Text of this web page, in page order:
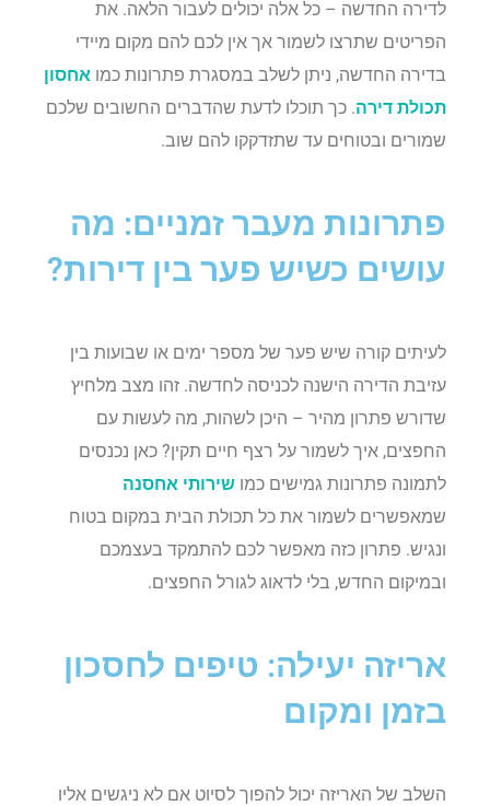
לדירה החדשה – כל אלה יכולים לעבור הלאה. את
הפריטים שתרצו לשמור אך אין לכם להם מקום מיידי
בדירה החדשה, ניתן לשלב במסגרת פתרונות כמו אחסון
תכולת דירה. כך תוכלו לדעת שהדברים החשובים שלכם
שמורים ובטוחים עד שתזדקקו להם שוב.
פתרונות מעבר זמניים: מה
עושים כשיש פער בין דירות?
לעיתים קורה שיש פער של מספר ימים או שבועות בין
עזיבת הדירה הישנה לכניסה לחדשה. זהו מצב מלחיץ
שדורש פתרון מהיר – היכן לשהות, מה לעשות עם
החפצים, איך לשמור על רצף חיים תקין? כאן נכנסים
לתמונה פתרונות גמישים כמו שירותי אחסנה
שמאפשרים לשמור את כל תכולת הבית במקום בטוח
ונגיש. פתרון כזה מאפשר לכם להתמקד בעצמכם
ובמיקום החדש, בלי לדאוג לגורל החפצים.
אריזה יעילה: טיפים לחסכון
בזמן ומקום
השלב של האריזה יכול להפוך לסיוט אם לא ניגשים אליו